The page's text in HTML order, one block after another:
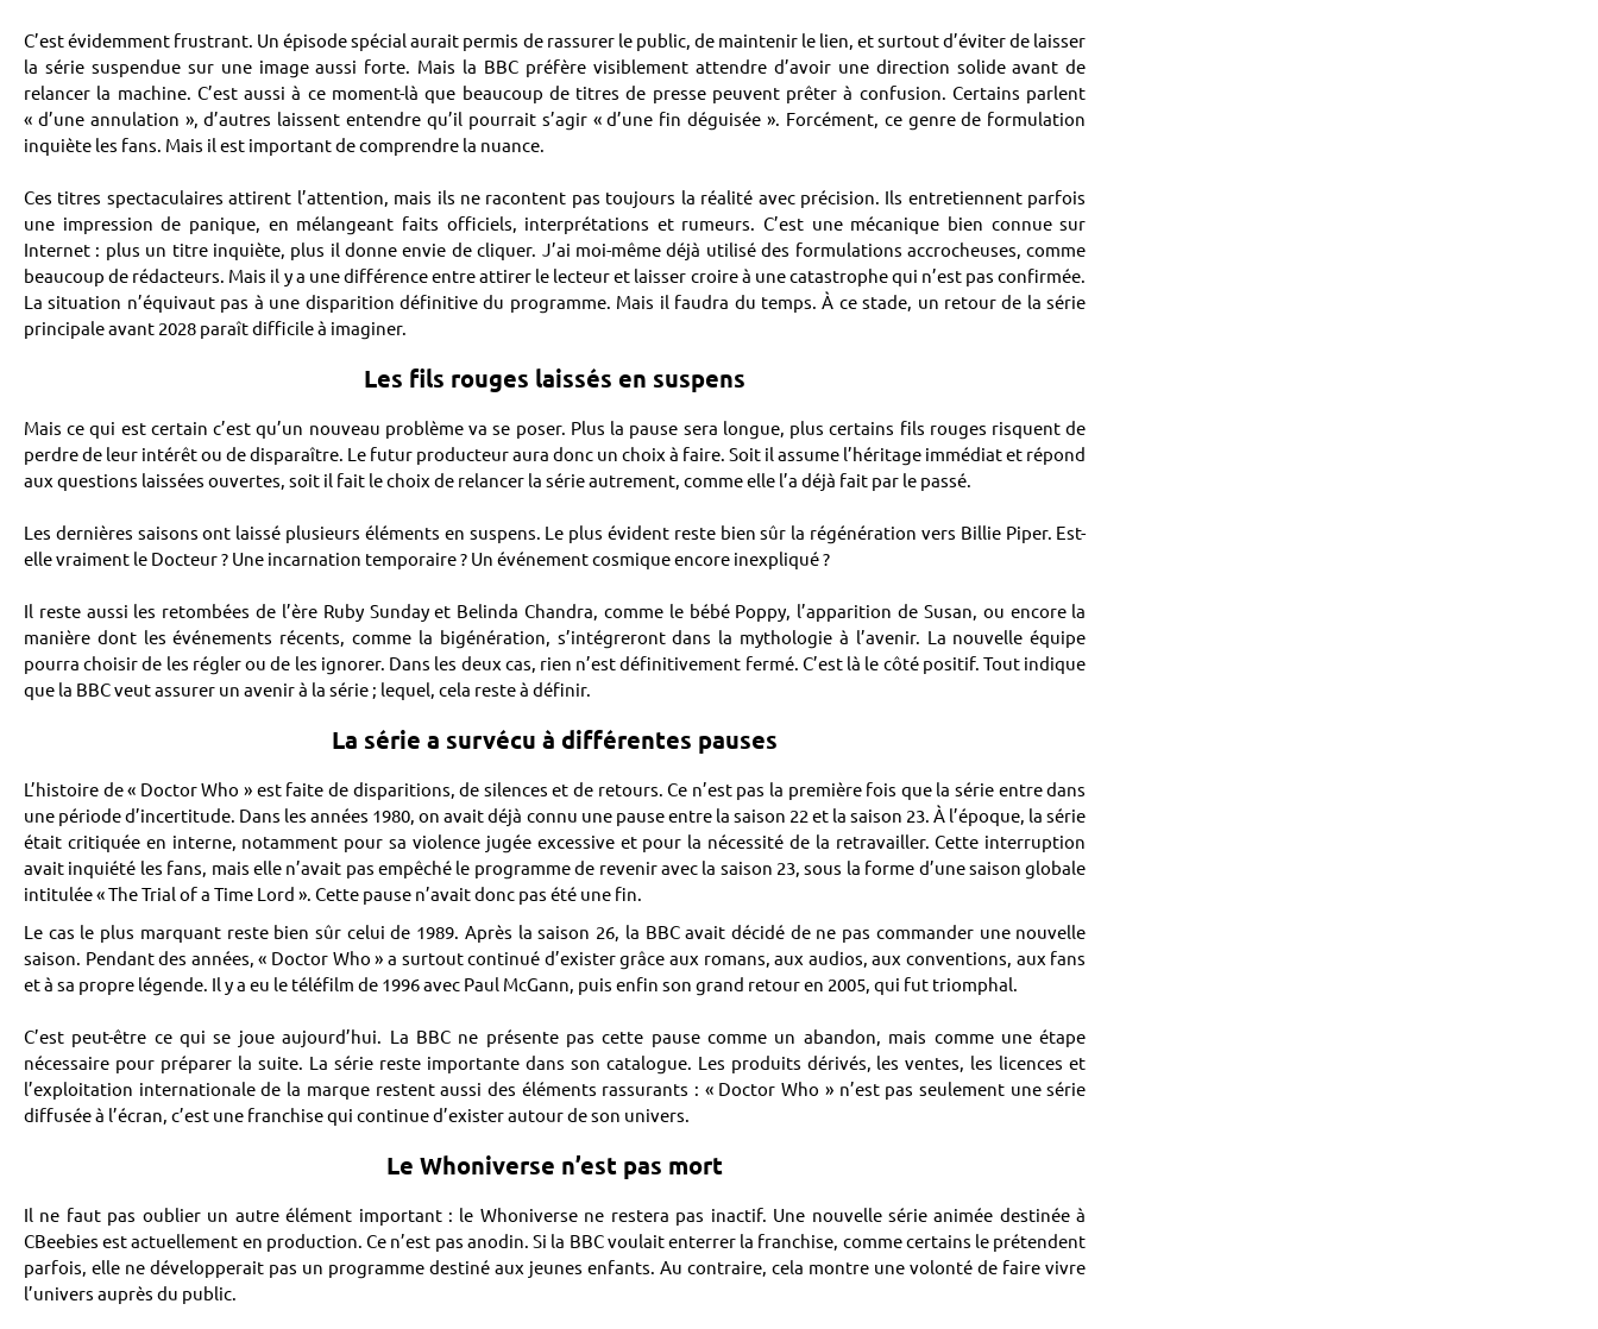
C’est évidemment frustrant. Un épisode spécial aurait permis de rassurer le public, de maintenir le lien, et surtout d’éviter de laisser
la série suspendue sur une image aussi forte. Mais la BBC préfère visiblement attendre d’avoir une direction solide avant de
relancer la machine. C’est aussi à ce moment-là que beaucoup de titres de presse peuvent prêter à confusion. Certains parlent
« d’une annulation », d’autres laissent entendre qu’il pourrait s’agir « d’une fin déguisée ». Forcément, ce genre de formulation
inquiète les fans. Mais il est important de comprendre la nuance.
Ces titres spectaculaires attirent l’attention, mais ils ne racontent pas toujours la réalité avec précision. Ils entretiennent parfois
une impression de panique, en mélangeant faits officiels, interprétations et rumeurs. C’est une mécanique bien connue sur
Internet : plus un titre inquiète, plus il donne envie de cliquer. J’ai moi-même déjà utilisé des formulations accrocheuses, comme
beaucoup de rédacteurs. Mais il y a une différence entre attirer le lecteur et laisser croire à une catastrophe qui n’est pas confirmée.
La situation n’équivaut pas à une disparition définitive du programme. Mais il faudra du temps. À ce stade, un retour de la série
principale avant 2028 paraît difficile à imaginer.
Les fils rouges laissés en suspens
Mais ce qui est certain c’est qu’un nouveau problème va se poser. Plus la pause sera longue, plus certains fils rouges risquent de
perdre de leur intérêt ou de disparaître. Le futur producteur aura donc un choix à faire. Soit il assume l’héritage immédiat et répond
aux questions laissées ouvertes, soit il fait le choix de relancer la série autrement, comme elle l’a déjà fait par le passé.
Les dernières saisons ont laissé plusieurs éléments en suspens. Le plus évident reste bien sûr la régénération vers Billie Piper. Est-
elle vraiment le Docteur ? Une incarnation temporaire ? Un événement cosmique encore inexpliqué ?
Il reste aussi les retombées de l’ère Ruby Sunday et Belinda Chandra, comme le bébé Poppy, l’apparition de Susan, ou encore la
manière dont les événements récents, comme la bigénération, s’intégreront dans la mythologie à l’avenir. La nouvelle équipe
pourra choisir de les régler ou de les ignorer. Dans les deux cas, rien n’est définitivement fermé. C’est là le côté positif. Tout indique
que la BBC veut assurer un avenir à la série ; lequel, cela reste à définir.
La série a survécu à différentes pauses
L’histoire de « Doctor Who » est faite de disparitions, de silences et de retours. Ce n’est pas la première fois que la série entre dans
une période d’incertitude. Dans les années 1980, on avait déjà connu une pause entre la saison 22 et la saison 23. À l’époque, la série
était critiquée en interne, notamment pour sa violence jugée excessive et pour la nécessité de la retravailler. Cette interruption
avait inquiété les fans, mais elle n’avait pas empêché le programme de revenir avec la saison 23, sous la forme d’une saison globale
intitulée « The Trial of a Time Lord ». Cette pause n’avait donc pas été une fin.
Le cas le plus marquant reste bien sûr celui de 1989. Après la saison 26, la BBC avait décidé de ne pas commander une nouvelle
saison. Pendant des années, « Doctor Who » a surtout continué d’exister grâce aux romans, aux audios, aux conventions, aux fans
et à sa propre légende. Il y a eu le téléfilm de 1996 avec Paul McGann, puis enfin son grand retour en 2005, qui fut triomphal.
C’est peut-être ce qui se joue aujourd’hui. La BBC ne présente pas cette pause comme un abandon, mais comme une étape
nécessaire pour préparer la suite. La série reste importante dans son catalogue. Les produits dérivés, les ventes, les licences et
l’exploitation internationale de la marque restent aussi des éléments rassurants : « Doctor Who » n’est pas seulement une série
diffusée à l’écran, c’est une franchise qui continue d’exister autour de son univers.
Le Whoniverse n’est pas mort
Il ne faut pas oublier un autre élément important : le Whoniverse ne restera pas inactif. Une nouvelle série animée destinée à
CBeebies est actuellement en production. Ce n’est pas anodin. Si la BBC voulait enterrer la franchise, comme certains le prétendent
parfois, elle ne développerait pas un programme destiné aux jeunes enfants. Au contraire, cela montre une volonté de faire vivre
l’univers auprès du public.